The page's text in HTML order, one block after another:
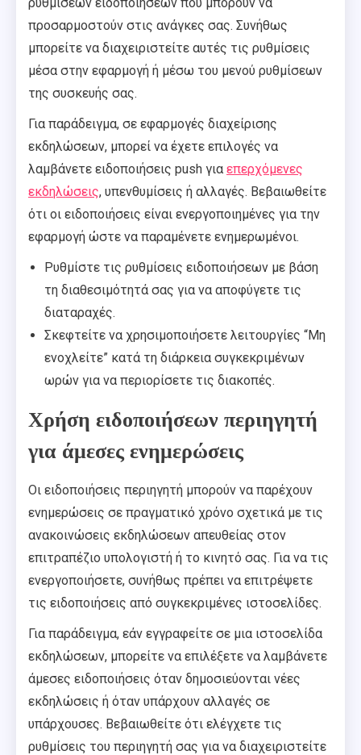
προσαρμοστούν στις ανάγκες σας. Συνήθως
μπορείτε να διαχειριστείτε αυτές τις ρυθμίσεις
μέσα στην εφαρμογή ή μέσω του μενού ρυθμίσεων
της συσκευής σας.
Για παράδειγμα, σε εφαρμογές διαχείρισης
εκδηλώσεων, μπορεί να έχετε επιλογές να
λαμβάνετε ειδοποιήσεις push για επερχόμενες
εκδηλώσεις, υπενθυμίσεις ή αλλαγές. Βεβαιωθείτε
ότι οι ειδοποιήσεις είναι ενεργοποιημένες για την
εφαρμογή ώστε να παραμένετε ενημερωμένοι.
Ρυθμίστε τις ρυθμίσεις ειδοποιήσεων με βάση
τη διαθεσιμότητά σας για να αποφύγετε τις
διαταραχές.
Σκεφτείτε να χρησιμοποιήσετε λειτουργίες “Μη
ενοχλείτε” κατά τη διάρκεια συγκεκριμένων
ωρών για να περιορίσετε τις διακοπές.
Χρήση ειδοποιήσεων περιηγητή
για άμεσες ενημερώσεις
Οι ειδοποιήσεις περιηγητή μπορούν να παρέχουν
ενημερώσεις σε πραγματικό χρόνο σχετικά με τις
ανακοινώσεις εκδηλώσεων απευθείας στον
επιτραπέζιο υπολογιστή ή το κινητό σας. Για να τις
ενεργοποιήσετε, συνήθως πρέπει να επιτρέψετε
τις ειδοποιήσεις από συγκεκριμένες ιστοσελίδες.
Για παράδειγμα, εάν εγγραφείτε σε μια ιστοσελίδα
εκδηλώσεων, μπορείτε να επιλέξετε να λαμβάνετε
άμεσες ειδοποιήσεις όταν δημοσιεύονται νέες
εκδηλώσεις ή όταν υπάρχουν αλλαγές σε
υπάρχουσες. Βεβαιωθείτε ότι ελέγχετε τις
ρυθμίσεις του περιηγητή σας για να διαχειριστείτε